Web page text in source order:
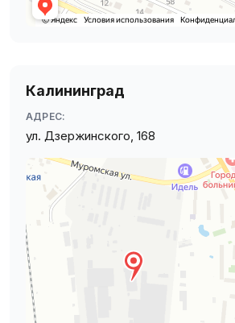
Калининград
АДРЕС:
ул. Дзержинского, 168